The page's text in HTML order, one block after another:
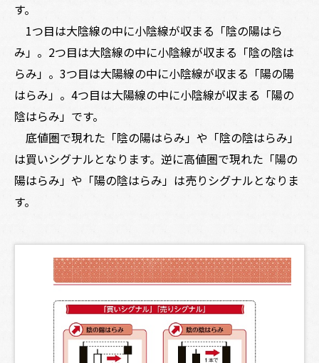
す。
1つ目は大陰線の中に小陰線が収まる「陰の陽はら
み」。2つ目は大陰線の中に小陰線が収まる「陰の陰は
らみ」。3つ目は大陽線の中に小陰線が収まる「陽の陽
はらみ」。4つ目は大陽線の中に小陰線が収まる「陽の
陰はらみ」です。
底値圏で現れた「陰の陽はらみ」や「陰の陰はらみ」
は買いシグナルとなります。逆に高値圏で現れた「陽の
陽はらみ」や「陽の陰はらみ」は売りシグナルとなりま
す。